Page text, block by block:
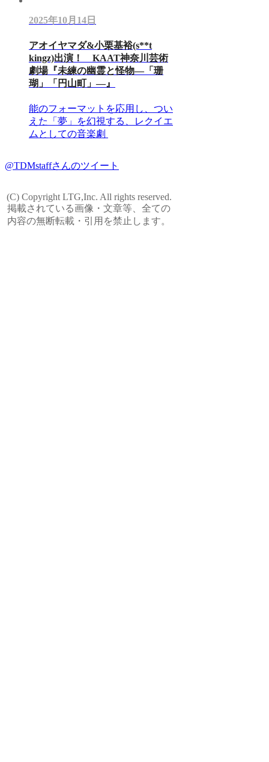
2025年10月14日
アオイヤマダ&小栗基裕(s**t
kingz)出演！ KAAT神奈川芸術
劇場『未練の幽霊と怪物―「珊
瑚」「円山町」―』
能のフォーマットを応用し、つい
えた「夢」を幻視する、レクイエ
ムとしての音楽劇
@TDMstaffさんのツイート
(C) Copyright LTG,Inc. All rights reserved.
掲載されている画像・文章等、全ての
内容の無断転載・引用を禁止します。